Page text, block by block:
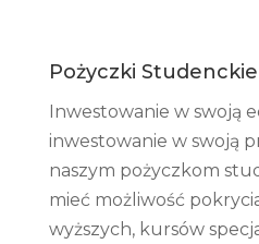
Pożyczki Studenckie
Inwestowanie w swoją
inwestowanie w swoją
naszym pożyczkom
mieć możliwość
wyższych, kursów